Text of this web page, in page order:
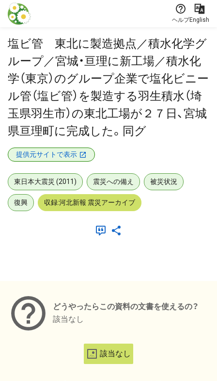
本文に飛ぶ
ヘルプEnglish
塩ビ管 東北に製造拠点／積水化学グ
ループ／宮城・亘理に新工場／積水化
学（東京）のグループ企業で塩化ビニー
ル管（塩ビ管）を製造する羽生積水（埼
玉県羽生市）の東北工場が２７日、宮城
県亘理町に完成した。同グ
提供元サイトで表示
東日本大震災 (2011) 震災への備え 被災状況
復興 収録:河北新報 震災アーカイブ
どうやったらこの資料の文書を使えるの？
該当なし
該当なし